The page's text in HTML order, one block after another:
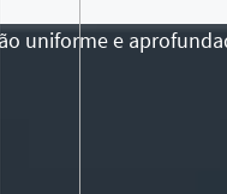
uniforme e